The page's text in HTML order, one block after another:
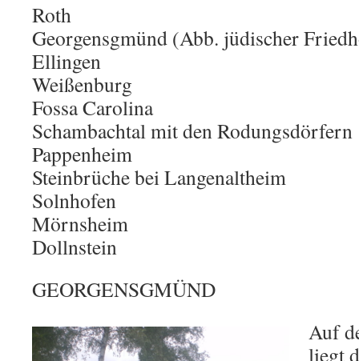
Roth
Georgensgmünd (Abb. jüdischer
Ellingen
Weißenburg
Fossa Carolina
Schambachtal mit den Rodungsdörfern
Pappenheim
Steinbrüche bei Langenaltheim
Solnhofen
Mörnsheim
Dollnstein
GEORGENSGMÜND
Auf
liegt